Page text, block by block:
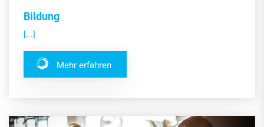
Bildung
[...]
Mehr erfahren